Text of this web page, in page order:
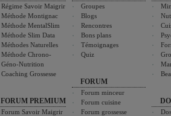
Régime Savoir Maigrir
Méthode Montignac
Méthode MentalSlim
Méthode Slim Data
Méthodes Naturelles
Méthode Chrono-
Géno-Nutrition
Coaching Grossesse
FORUM PREMIUM
Forum Savoir Maigrir
Groupes
Blogs
Rencontres
Bons plans
Témoignages
Quiz
FORUM
Forum minceur
Forum cuisine
Forum grossesse